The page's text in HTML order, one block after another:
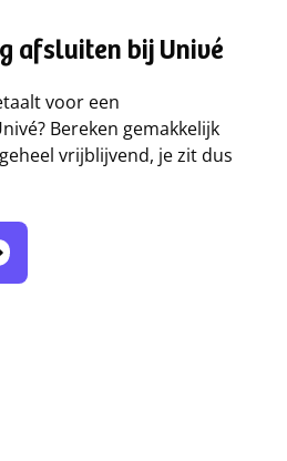
afsluiten bij Univé
voor een
Bereken gemakkelijk
vrijblijvend, je zit dus